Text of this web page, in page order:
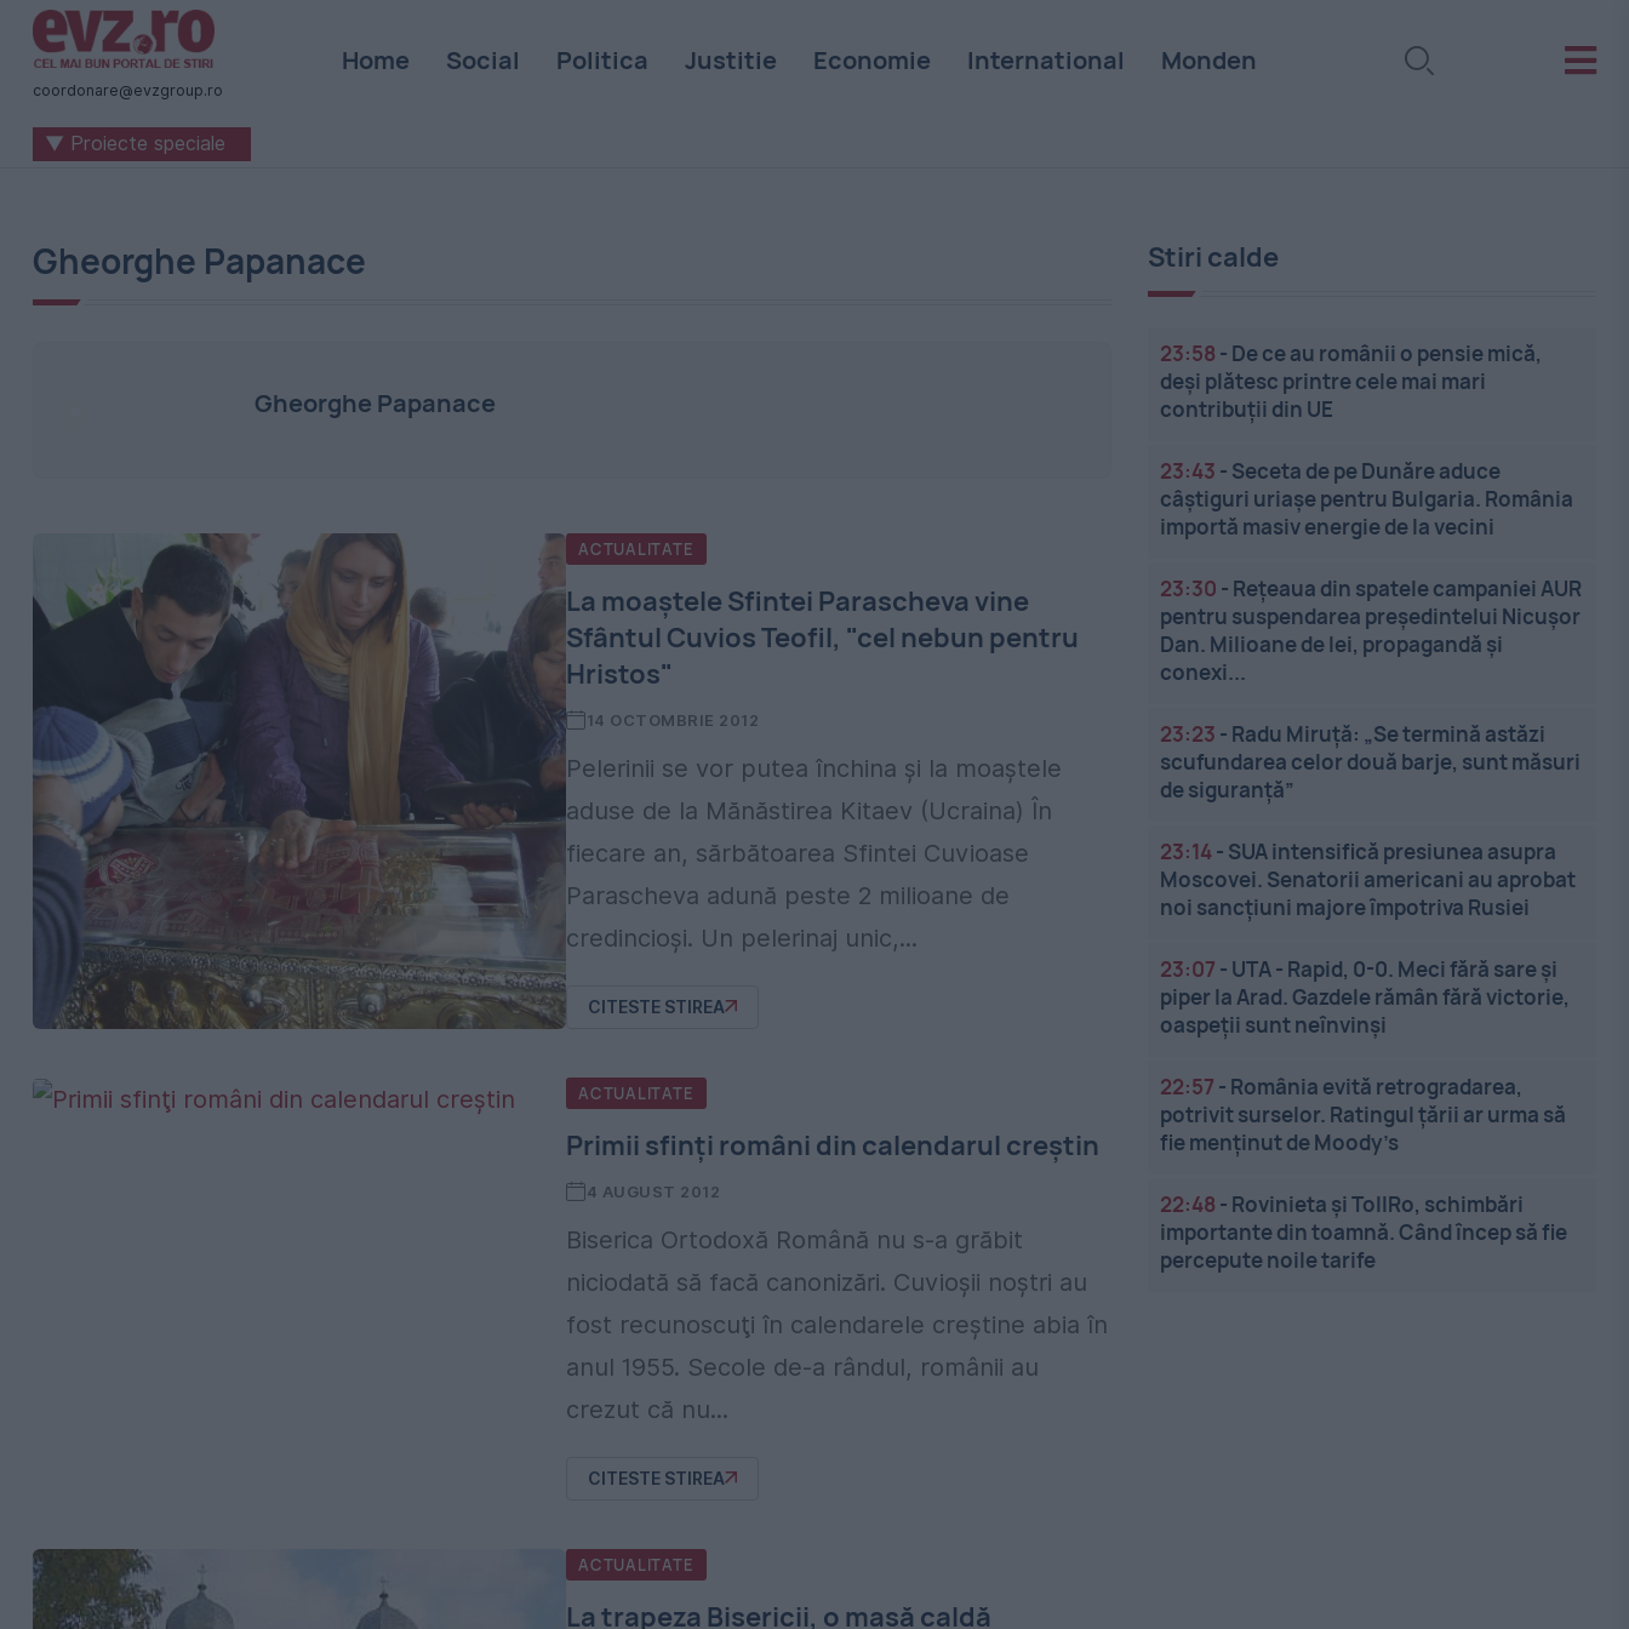
Știri
naționale
internaționale
România
-
coordonare@evzgroup.ro
Home Social Politica Justitie Economie International Monden
▼ Proiecte speciale
Gheorghe Papanace
Gheorghe Papanace
ACTUALITATE
La moaştele Sfintei Parascheva vine
Sfântul Cuvios Teofil, "cel nebun pentru
Hristos"
14 OCTOMBRIE 2012
Pelerinii se vor putea închina şi la moaştele
aduse de la Mănăstirea Kitaev (Ucraina) În
fiecare an, sărbătoarea Sfintei Cuvioase
Parascheva adună peste 2 milioane de
credincioşi. Un pelerinaj unic,...
CITESTE STIREA
ACTUALITATE
Primii sfinţi români din calendarul creştin
4 AUGUST 2012
Biserica Ortodoxă Română nu s-a grăbit
niciodată să facă canonizări. Cuvioşii noştri au
fost recunoscuţi în calendarele creştine abia în
anul 1955. Secole de-a rândul, românii au
crezut că nu...
CITESTE STIREA
ACTUALITATE
La trapeza Bisericii, o masă caldă
Stiri calde
23:58 - De ce au românii o pensie mică,
deși plătesc printre cele mai mari
contribuții din UE
23:43 - Seceta de pe Dunăre aduce
câștiguri uriașe pentru Bulgaria. România
importă masiv energie de la vecini
23:30 - Rețeaua din spatele campaniei AUR
pentru suspendarea președintelui Nicușor
Dan. Milioane de lei, propagandă și
conexi...
23:23 - Radu Miruță: „Se termină astăzi
scufundarea celor două barje, sunt măsuri
de siguranţă”
23:14- SUA intensifică presiunea asupra
Moscovei. Senatorii americani au aprobat
noi sancțiuni majore împotriva Rusiei
23:07 - UTA - Rapid, 0-0. Meci fără sare și
piper la Arad. Gazdele rămân fără victorie,
oaspeții sunt neînvinși
22:57 - România evită retrogradarea,
potrivit surselor. Ratingul țării ar urma să
fie menținut de Moody’s
22:48 - Rovinieta și TollRo, schimbări
importante din toamnă. Când încep să fie
percepute noile tarife